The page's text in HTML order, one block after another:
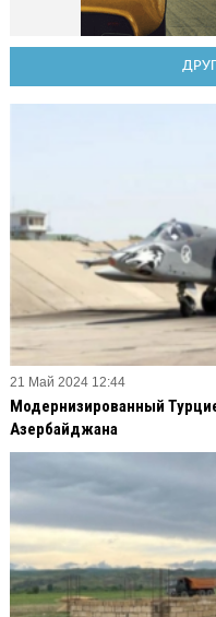
21 Май 2024 12:44
Модернизированный
Азербайджана